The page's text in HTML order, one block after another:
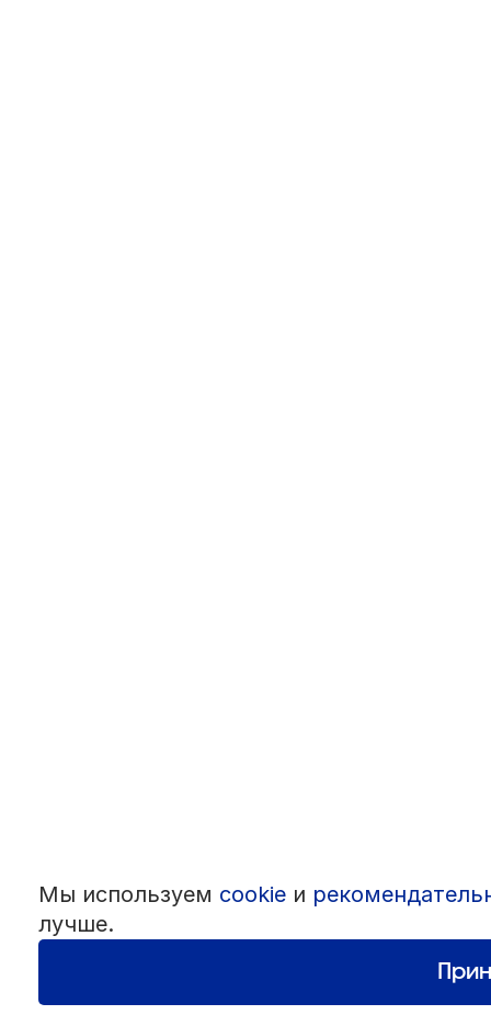
Мы используем cookieи
лучше.